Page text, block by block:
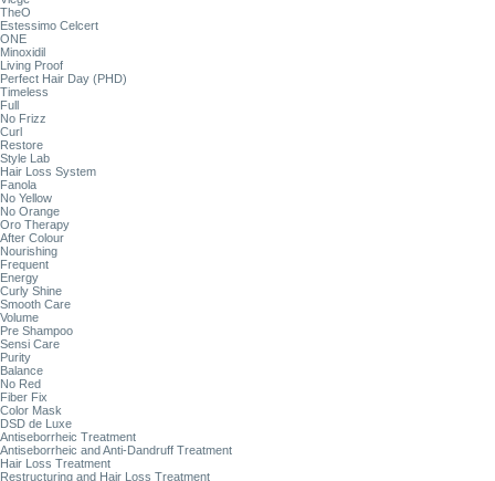
TheO
Estessimo Celcert
ONE
Minoxidil
Living Proof
Perfect Hair Day (PHD)
Timeless
Full
No Frizz
Curl
Restore
Style Lab
Hair Loss System
Fanola
No Yellow
No Orange
Oro Therapy
After Colour
Nourishing
Frequent
Energy
Curly Shine
Smooth Care
Volume
Pre Shampoo
Sensi Care
Purity
Balance
No Red
Fiber Fix
Color Mask
DSD de Luxe
Antiseborrheic Treatment
Antiseborrheic and Anti-Dandruff Treatment
Hair Loss Treatment
Restructuring and Hair Loss Treatment